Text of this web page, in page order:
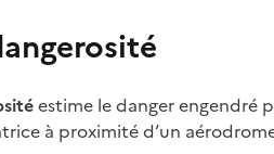
estime le danger engendré
à proximité d’un